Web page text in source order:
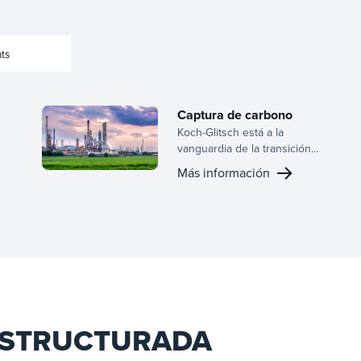
Captura de carbono
Koch-Glitsch está a la
vanguardia de la transición
energética, aprovechando
nuestra amplia experiencia
cemento, acero y GNL.
Más información